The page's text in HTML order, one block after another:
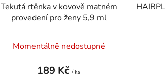
Tekutá rtěnka v kovově matném
provedení pro ženy 5,9 ml
Momentálně nedostupné
189 Kč/ ks